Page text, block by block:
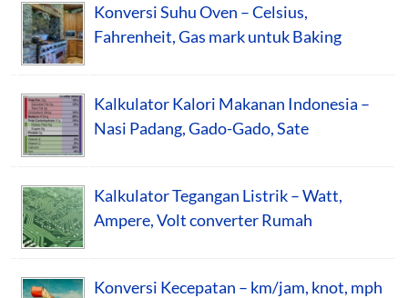
Konversi Suhu Oven – Celsius,
Fahrenheit, Gas mark untuk Baking
Kalkulator Kalori Makanan Indonesia –
Nasi Padang, Gado-Gado, Sate
Kalkulator Tegangan Listrik – Watt,
Ampere, Volt converter Rumah
Konversi Kecepatan – km/jam, knot, mph